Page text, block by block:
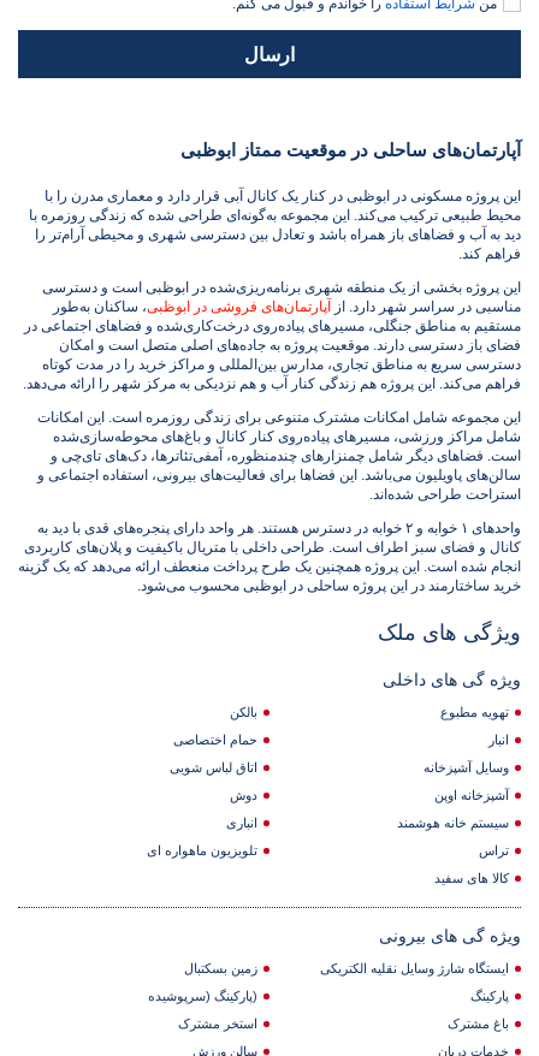
ارسال
آپارتمان‌های ساحلی در موقعیت ممتاز ابوظبی
این پروژه مسکونی در ابوظبی در کنار یک کانال آبی قرار دارد و معماری مدرن را با
محیط طبیعی ترکیب می‌کند. این مجموعه به‌گونه‌ای طراحی شده که زندگی روزمره با
دید به آب و فضاهای باز همراه باشد و تعادل بین دسترسی شهری و محیطی آرام‌تر را
فراهم کند.
این پروژه بخشی از یک منطقه شهری برنامه‌ریزی‌شده در ابوظبی است و دسترسی
مناسبی در سراسر شهر دارد. از
آپارتمان‌های فروشی در ابوظبی، ساکنان به‌طور
مستقیم به مناطق جنگلی، مسیرهای پیاده‌روی درخت‌کاری‌شده و فضاهای اجتماعی در
فضای باز دسترسی دارند. موقعیت پروژه به جاده‌های اصلی متصل است و امکان
دسترسی سریع به مناطق تجاری، مدارس بین‌المللی و مراکز خرید را در مدت کوتاه
فراهم می‌کند. این پروژه هم زندگی کنار آب و هم نزدیکی به مرکز شهر را ارائه می‌دهد.
این مجموعه شامل امکانات مشترک متنوعی برای زندگی روزمره است. این امکانات
شامل مراکز ورزشی، مسیرهای پیاده‌روی کنار کانال و باغ‌های محوطه‌سازی‌شده
است. فضاهای دیگر شامل چمنزارهای چندمنظوره، آمفی‌تئاترها، دک‌های تای‌چی و
سالن‌های پاویلیون می‌باشد. این فضاها برای فعالیت‌های بیرونی، استفاده اجتماعی و
استراحت طراحی شده‌اند.
واحدهای ۱ خوابه و ۲ خوابه در دسترس هستند. هر واحد دارای پنجره‌های قدی با دید به
کانال و فضای سبز اطراف است. طراحی داخلی با متریال باکیفیت و پلان‌های کاربردی
انجام شده است. این پروژه همچنین یک طرح پرداخت منعطف ارائه می‌دهد که یک گزینه
خرید ساختارمند در این پروژه ساحلی در ابوظبی محسوب می‌شود.
ویژگی های ملک
ویژه گی های داخلی
تهویه مطبوع
بالکن
انبار
حمام اختصاصی
وسایل آشپزخانه
اتاق لباس شویی
آشپزخانه اوپن
دوش
سیستم خانه هوشمند
انباری
تراس
تلویزیون ماهواره ای
کالا های سفید
ویژه گی های بیرونی
ایستگاه شارژ وسایل نقلیه الکتریکی
زمین بسکتبال
پارکینگ
(پارکینگ (سرپوشیده
باغ مشترک
استخر مشترک
خدمات دربان
سالن ورزش